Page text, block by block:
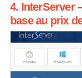
4. InterServer
base au prix